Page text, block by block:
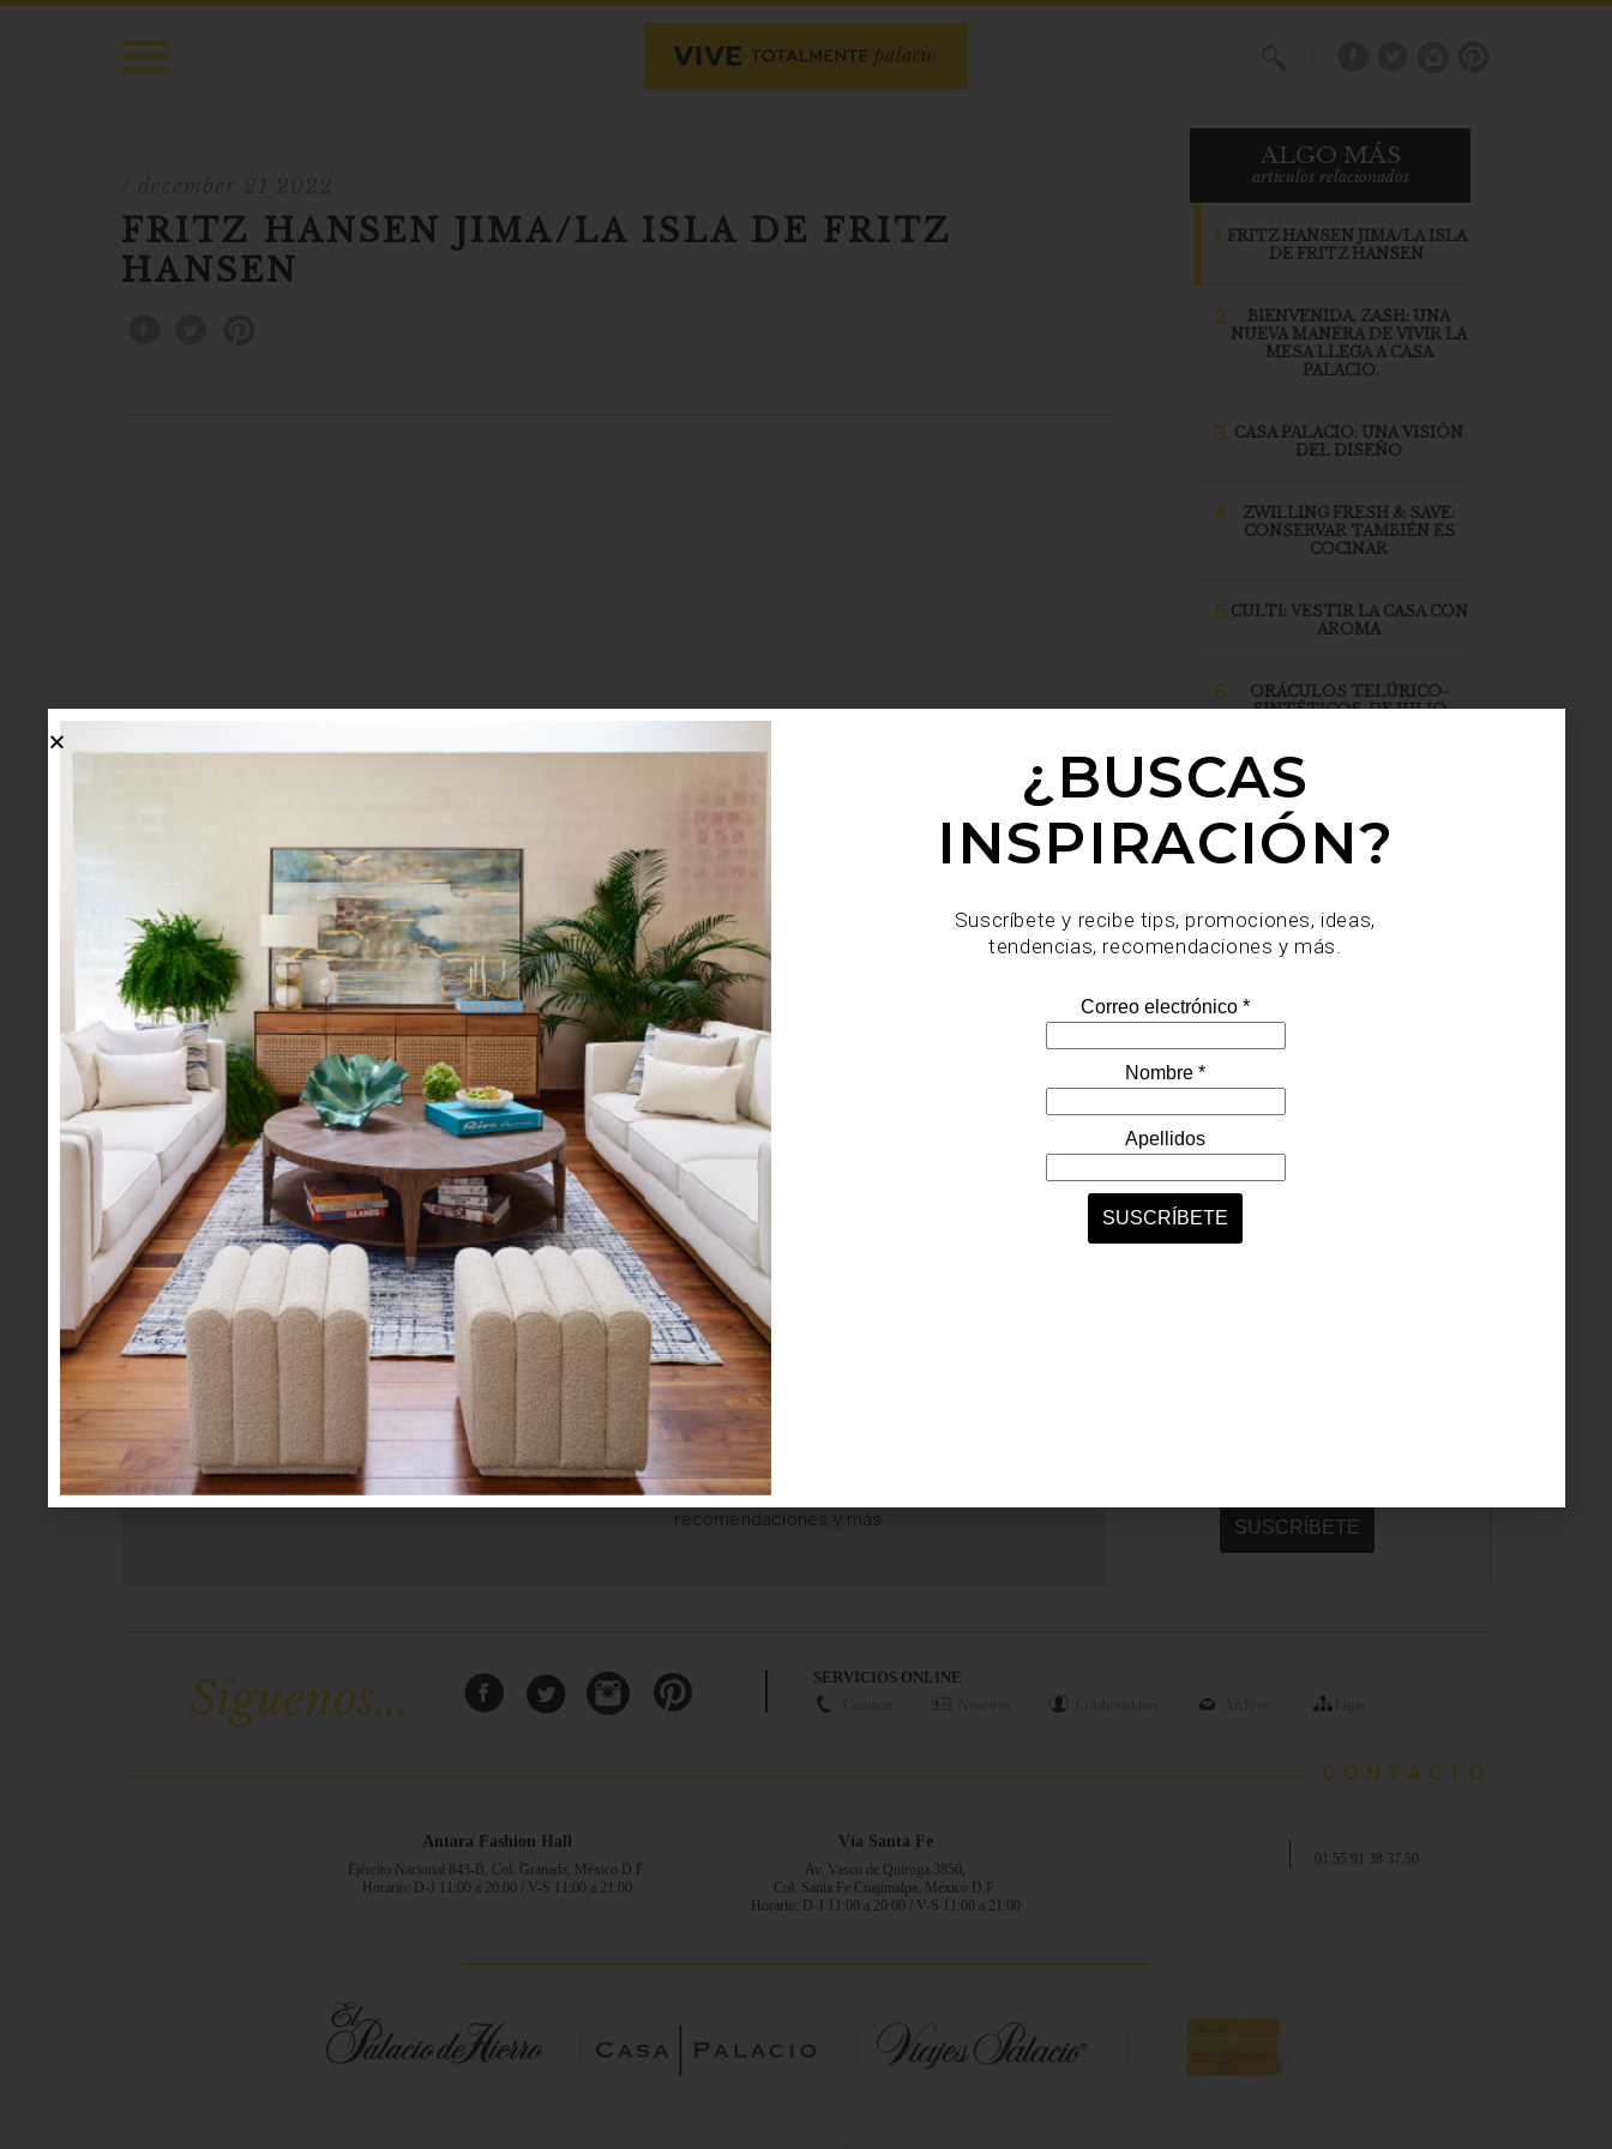
FRITZ HANSEN JIMA/LA ISLA DE FRITZ
HANSEN
ALGO MÁS
articulos relacionados
1. FRITZ HANSEN JIMA/LA ISLA
DE FRITZ HANSEN
2.
BIENVENIDA, ZASH: UNA
NUEVA MANERA DE VIVIR LA
MESA LLEGA A CASA
PALACIO.
3. CASA PALACIO: UNA VISIÓN
DEL DISEÑO
4.
ZWILLING FRESH & SAVE:
CONSERVAR TAMBIÉN ES
COCINAR
5.CULTI: VESTIR LA CASA CON
AROMA
6.
ORÁCULOS TELÚRICO-
SINTÉTICOS, DE JULIO
lo más nuevo
1.
BIENVENIDA, ZASH: UNA
NUEVA MANERA DE VIVIR
LA MESA LLEGA A CASA
PALACIO.
mesa y cocina
august 05 2026
¿BUSCAS MÁS
INSPIRACIÓN?
Suscríbete y recibe tips, promociones, ideas, tendencias,
recomendaciones y más.
Síguenos... SERVICIOS ONLINE
Antara Fashion Hall
Ejército Nacional 843-B, Col. Granada, México D.F.
Horario: D-J 11:00 a 20:00 / V-S 11:00 a 21:00
Vía Santa Fe
Av. Vasco de Quiroga 3850,
Col. Santa Fe Cuajimalpa, México D.F.
Horario: D-J 11:00 a 20:00 / V-S 11:00 a 21:00
01 55 91 38 37 50
¿BUSCAS
INSPIRACIÓN?
Suscríbete y recibe tips, promociones, ideas,
tendencias, recomendaciones y más.